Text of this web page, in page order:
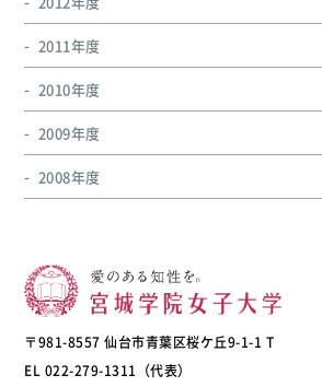
2011年度
2010年度
2009年度
2008年度
〒981-8557 仙台市青葉区桜ケ丘9-1-1 T
EL 022-279-1311（代表）